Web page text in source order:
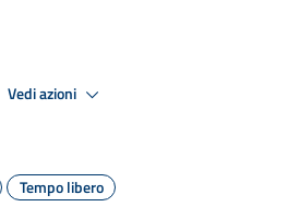
Vedi azioni
Tempo libero